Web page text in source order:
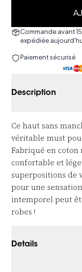
Commande avant
expédiée
Paiement sécurisé
Description
Ce haut sans
véritable must
Fabriqué en
confortable et
superpositions de
pour une
intemporel peut
robes !
Details